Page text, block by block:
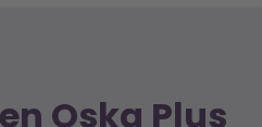
Oska Plus